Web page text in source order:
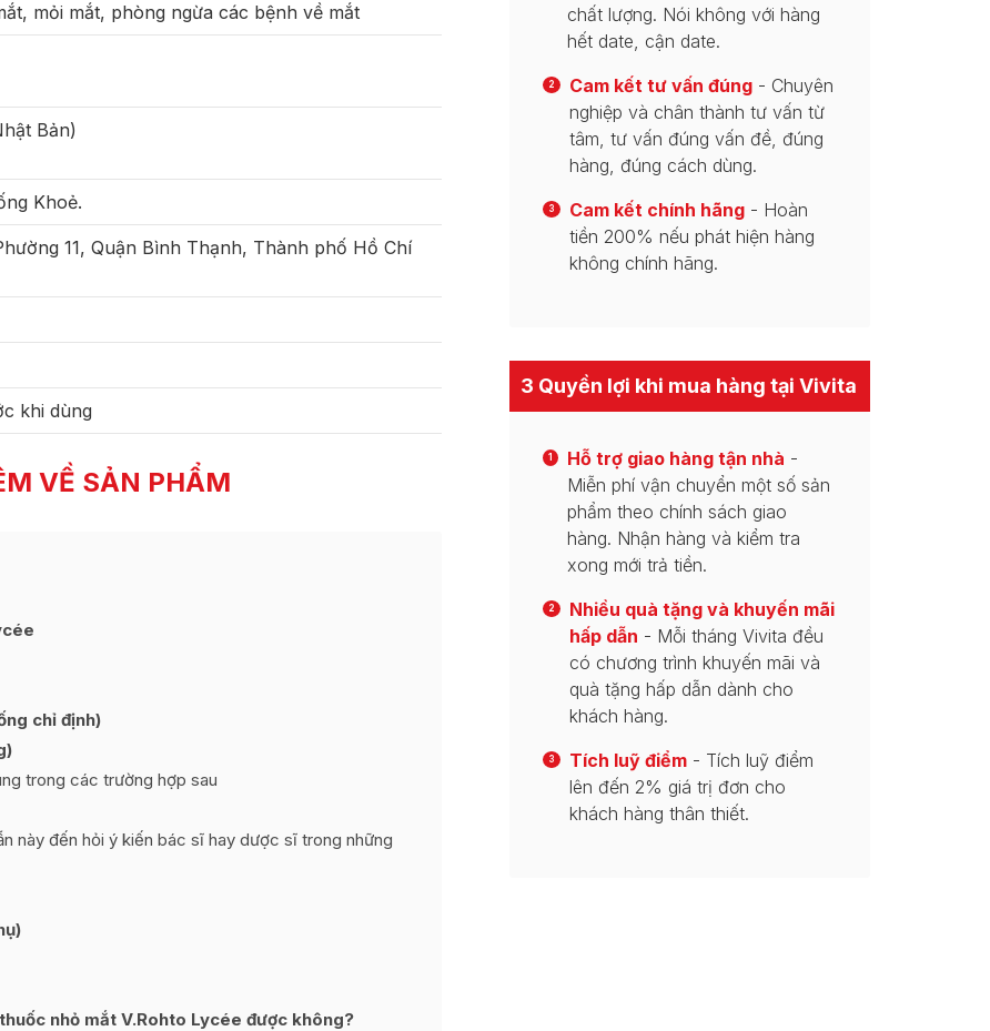
mỏi mắt, phòng ngừa các bệnh về mắt
Bản)
Khoẻ.
11, Quận Bình Thạnh, Thành phố Hồ Chí
khi dùng
VỀ SẢN PHẨM
chỉ định)
trong các trường hợp sau
này đến hỏi ý kiến bác sĩ hay dược sĩ trong những
nhỏ mắt V.Rohto Lycée được không?
chất lượng. Nói không với hàng
hết date, cận date.
2 Cam kết tư vấn đúng - Chuyên
nghiệp và chân thành tư vấn từ
tâm, tư vấn đúng vấn đề, đúng
hàng, đúng cách dùng.
3 Cam kết chính hãng - Hoàn
tiền 200% nếu phát hiện hàng
không chính hãng.
3 Quyền lợi khi mua hàng tại Vivita
1 Hỗ trợ giao hàng tận nhà -
Miễn phí vận chuyển một số sản
phẩm theo chính sách giao
hàng. Nhận hàng và kiểm tra
xong mới trả tiền.
2
Nhiều quà tặng và khuyến mãi
hấp dẫn - Mỗi tháng Vivita đều
có chương trình khuyến mãi và
quà tặng hấp dẫn dành cho
khách hàng.
3 Tích luỹ điểm - Tích luỹ điểm
lên đến 2% giá trị đơn cho
khách hàng thân thiết.